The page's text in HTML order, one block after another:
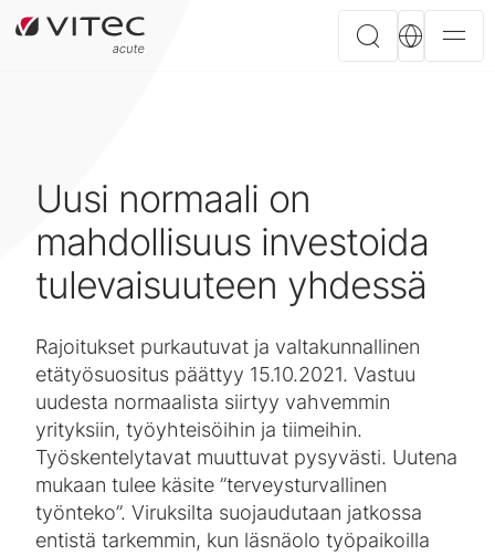
Uusi normaali on
mahdollisuus investoida
tulevaisuuteen yhdessä
Rajoitukset purkautuvat ja valtakunnallinen
etätyösuositus päättyy 15.10.2021. Vastuu
uudesta normaalista siirtyy vahvemmin
yrityksiin, työyhteisöihin ja tiimeihin.
Työskentelytavat muuttuvat pysyvästi. Uutena
mukaan tulee käsite ”terveysturvallinen
työnteko”. Viruksilta suojaudutaan jatkossa
entistä tarkemmin, kun läsnäolo työpaikoilla